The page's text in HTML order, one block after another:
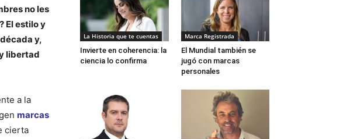
no les
El estilo y
y,
libertad
a la
marcas
cierta
La Historia que te cuentas
Invierte en coherencia: la
ciencia lo confirma
Marca Registrada
El Mundial también se
jugó con marcas
personales